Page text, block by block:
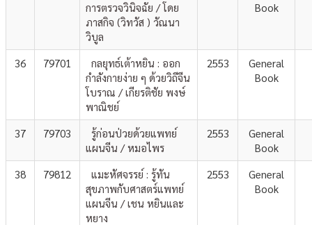
การตรวจวินิจฉัย / โดย
ภาสกิจ (วิทวัส ) วัณนา
วิบูล
Book
36 79701
กลยุทธ์เต้าหยิน : ออก
กำลังกายง่าย ๆ ด้วยวิถีจีน
โบราณ / เกียรติชัย พงษ์
พาณิชย์
2553
General
Book
37 79703
รู้ก่อนป่วยด้วยแพทย์
แผนจีน / หมอไพร
2553
General
Book
38
79812
แมะหัศจรรย์ : รู้ทัน
สุขภาพกับศาสตร์แพทย์
แผนจีน / เชน หยินและ
หยาง
2553
General
Book